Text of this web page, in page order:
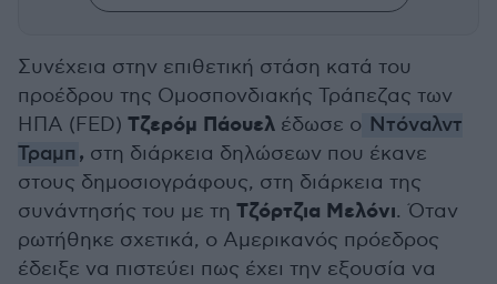
Συνέχεια στην επιθετική στάση κατά του
προέδρου της Ομοσπονδιακής Τράπεζας των
ΗΠΑ (FED) Τζερόμ Πάουελ έδωσε ο Ντόναλντ
Τραμπ , στη διάρκεια δηλώσεων που έκανε
στους δημοσιογράφους, στη διάρκεια της
συνάντησής του με τη Τζόρτζια Μελόνι. Όταν
ρωτήθηκε σχετικά, ο Αμερικανός πρόεδρος
έδειξε να πιστεύει πως έχει την εξουσία να